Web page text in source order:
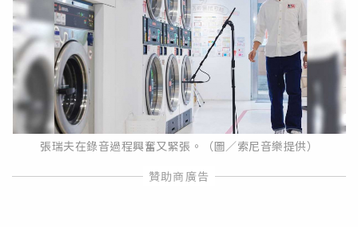
張瑞夫在錄音過程興奮又緊張。（圖／索尼音樂提供）